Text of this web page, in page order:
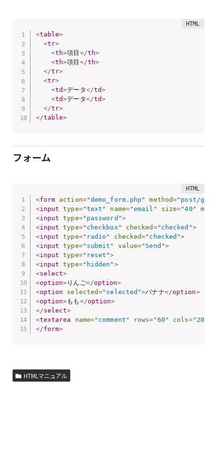
<table>
<tr>
<th>項目 </th>
<th>項目 </th>
</tr>
<tr>
<td>データ</td>
<td>データ</td>
</tr>
</table>
フォーム
<form action="demo_form.php " method=" post/get
<input type="text " name="email " size="40 "
<input type=" password ">
<input type=" checkbox " checked =" checked ">
<input type=" radio " checked=" checked ">
<input type=" submit " value=" Send ">
<input type=" reset ">
<input type=" hidden " >
<select>
<option>りんご</option>
<option selected=" selected ">バナナ</option>
<option>もも </option>
</select>
<textarea name=" comment " rows= "60 " cols=" 20
</form>
HTMLマニュアル